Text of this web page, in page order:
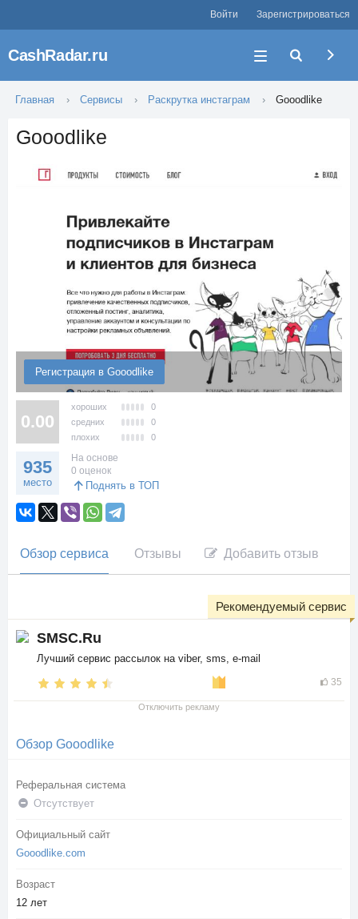
Войти Зарегистрироваться
CashRadar.ru
Главная Сервисы Раскрутка инстаграм Gooodlike
Gooodlike
Регистрация в Gooodlike
0.00
хороших
0
средних
0
плохих
0
935
место
На основе
0 оценок
Поднять в ТОП
Обзор сервиса Отзывы Добавить отзыв
SMSC.Ru
Лучший сервис рассылок на viber, sms, e-mail
35
Рекомендуемый сервис
Отключить рекламу
Обзор Gooodlike
Реферальная система
Отсутствует
Официальный сайт
Gooodlike.com
Возраст
12 лет